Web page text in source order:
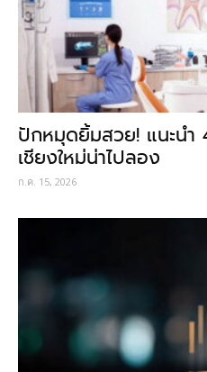
ปักหมุดยิ้มสวย! แนะนำ
เชียงใหม่น่าไปลอง
ก.ค. 15, 2026